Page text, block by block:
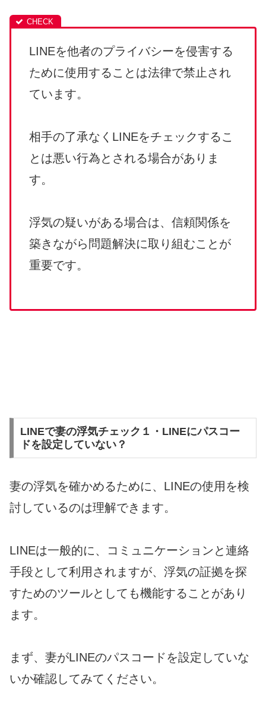
LINEを他者のプライバシーを侵害する
ために使用することは法律で禁止され
ています。
相手の了承なくLINEをチェックするこ
とは悪い行為とされる場合がありま
す。
浮気の疑いがある場合は、信頼関係を
築きながら問題解決に取り組むことが
重要です。
LINEで妻の浮気チェック１・LINEにパスコー
ドを設定していない？
妻の浮気を確かめるために、LINEの使用を検
討しているのは理解できます。
LINEは一般的に、コミュニケーションと連絡
手段として利用されますが、浮気の証拠を探
すためのツールとしても機能することがあり
ます。
まず、妻がLINEのパスコードを設定していな
いか確認してみてください。